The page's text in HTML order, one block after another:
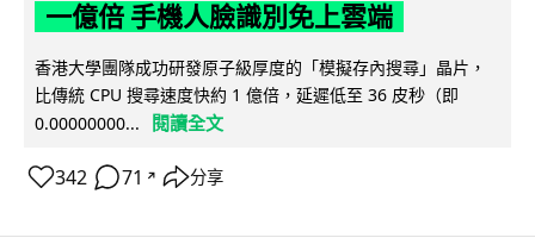
一億倍 手機人臉識別免上雲端
香港大學團隊成功研發原子級厚度的「模擬存內搜尋」晶片，
比傳統 CPU 搜尋速度快約 1 億倍，延遲低至 36 皮秒（即
0.00000000...
閱讀全文
342 71 ↗ 分享